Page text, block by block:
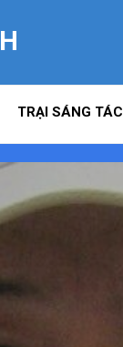
TRẠI SÁNG TÁC